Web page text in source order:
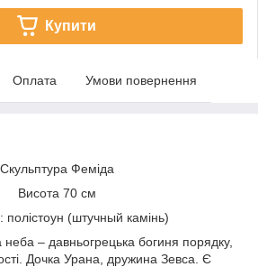
Купити
Оплата Умови повернення
Скульптура Феміда
Висота 70 см
полістоун (штучный камінь)
– давньогрецька богиня порядку,
Дочка Урана, дружина Зевса. Є